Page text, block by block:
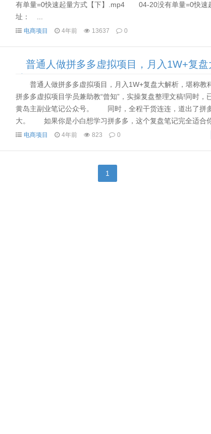
有单量=0快速起量方式【下】.mp4 04-20没有单量=0快
址： ...
电商项目 4年前 13637 0
普通人做拼多多虚拟项目，月入1W+复
普通人做拼多多虚拟项目，月入1W+复盘大解析，堪
拼多多虚拟项目学员兼助教“曾知”，实操复盘整理文稿!同时，
黄岛主副业笔记公众号。 同时，全程干货连连，道出了拼
大。 如果你是小白想学习拼多多，这个复盘笔记完全适合
解讲透拼多多虚拟项目的玩法。当然，也体现了我们拼多多虚
电商项目 4年前 823 0
1